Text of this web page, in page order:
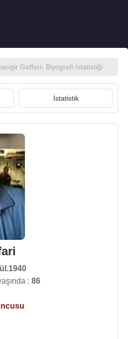
Gaffari› Biyografi İstatistiği
İstatistik
: 86